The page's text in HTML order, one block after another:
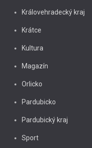
Královehradecký kraj
Krátce
Kultura
Magazín
Orlicko
Pardubicko
Pardubický kraj
Sport